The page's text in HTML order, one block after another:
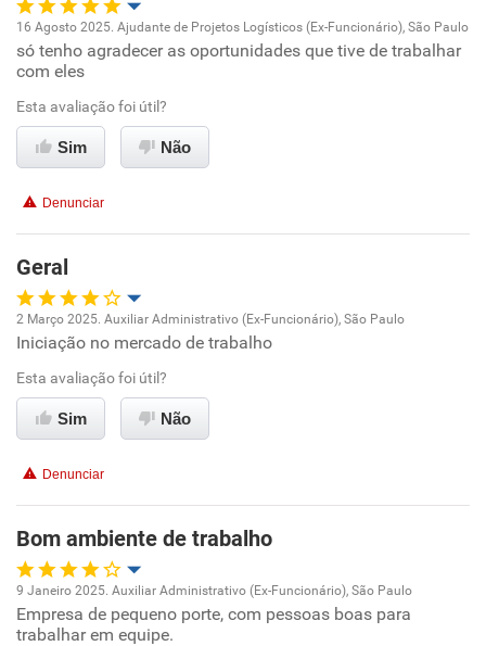
Oportunidade de promoção
Ambiente de trabalho
Conciliação com a vida familiar
16 Agosto 2025. Ajudante de Projetos Logísticos (Ex-Funcionário), São Paulo
só tenho agradecer as oportunidades que tive de trabalhar
com eles
Esta avaliação foi útil?
Sim Não
Denunciar
Geral
Oportunidade de promoção
Ambiente de trabalho
Benefícios
Recomenda esta empresa
Recomenda a diretoria
2 Março 2025. Auxiliar Administrativo (Ex-Funcionário), São Paulo
Iniciação no mercado de trabalho
Esta avaliação foi útil?
Sim Não
Denunciar
Bom ambiente de trabalho
Oportunidade de promoção
9 Janeiro 2025. Auxiliar Administrativo (Ex-Funcionário), São Paulo
Empresa de pequeno porte, com pessoas boas para
trabalhar em equipe.